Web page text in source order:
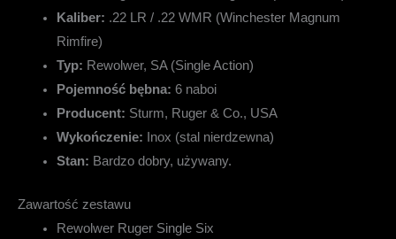
Kaliber: .22 LR / .22 WMR (Winchester Magnum
Rimfire)
Typ: Rewolwer, SA (Single Action)
Pojemność bębna: 6 naboi
Producent: Sturm, Ruger & Co., USA
Wykończenie: Inox (stal nierdzewna)
Stan: Bardzo dobry, używany.
Zawartość zestawu
Rewolwer Ruger Single Six